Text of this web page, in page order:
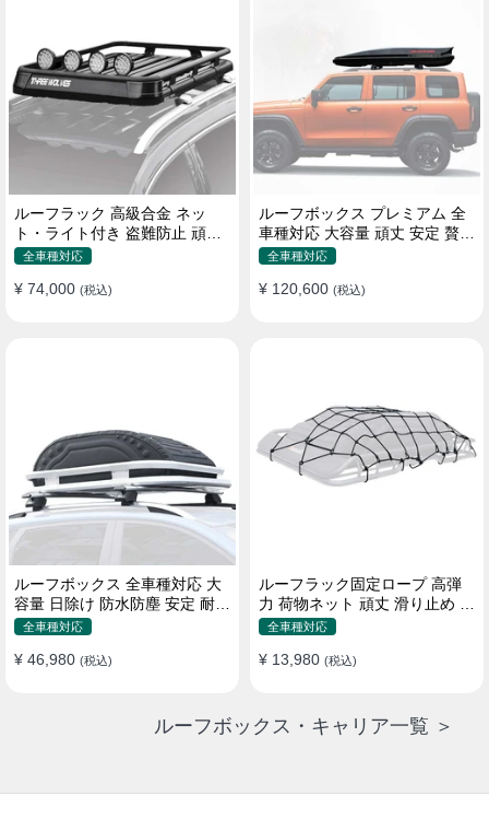
ルーフラック 高級合金 ネッ
ト・ライト付き 盗難防止 頑丈
安定 分離式 大容量 ベースキャ
全車種対応
¥ 74,000 (税込)
ルーフボックス プレミアム 全
車種対応 大容量 頑丈 安定 贅沢
使い心地 おしゃれ 多色 車用ラ
全車種対応
¥ 120,600 (税込)
ルーフボックス 全車種対応 大
容量 日除け 防水防塵 安定 耐久
使い便利 折畳式 車用ラゲッジ
全車種対応
¥ 46,980 (税込)
ルーフラック固定ロープ 高弾
力 荷物ネット 頑丈 滑り止め ス
トラップ付き ベースキャリア
全車種対応
¥ 13,980 (税込)
ルーフボックス・キャリア一覧 ＞